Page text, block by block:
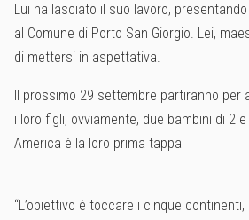
Lui ha lasciato il suo lavoro,
al Comune di Porto San Giorgio. Lei,
di mettersi in aspettativa.
Il prossimo 29 settembre partiranno per
i loro figli, ovviamente, due bambini di 2
America è la loro prima tappa
“L’obiettivo è toccare i cinque